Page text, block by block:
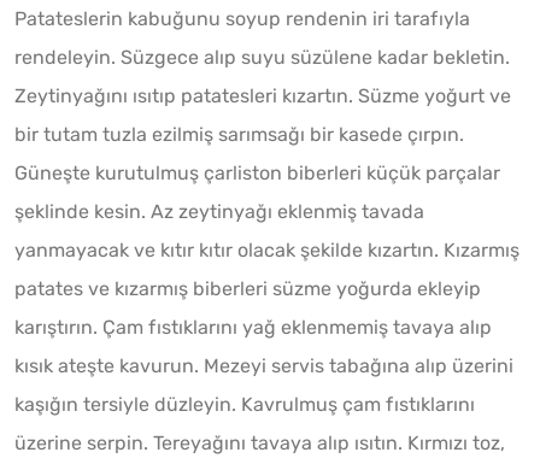
Patateslerin kabuğunu soyup rendenin iri tarafıyla
rendeleyin. Süzgece alıp suyu süzülene kadar bekletin.
Zeytinyağını ısıtıp patatesleri kızartın. Süzme yoğurt ve
bir tutam tuzla ezilmiş sarımsağı bir kasede çırpın.
Güneşte kurutulmuş çarliston biberleri küçük parçalar
şeklinde kesin. Az zeytinyağı eklenmiş tavada
yanmayacak ve kıtır kıtır olacak şekilde kızartın. Kızarmış
patates ve kızarmış biberleri süzme yoğurda ekleyip
karıştırın. Çam fıstıklarını yağ eklenmemiş tavaya alıp
kısık ateşte kavurun. Mezeyi servis tabağına alıp üzerini
kaşığın tersiyle düzleyin. Kavrulmuş çam fıstıklarını
üzerine serpin. Tereyağını tavaya alıp ısıtın. Kırmızı toz,